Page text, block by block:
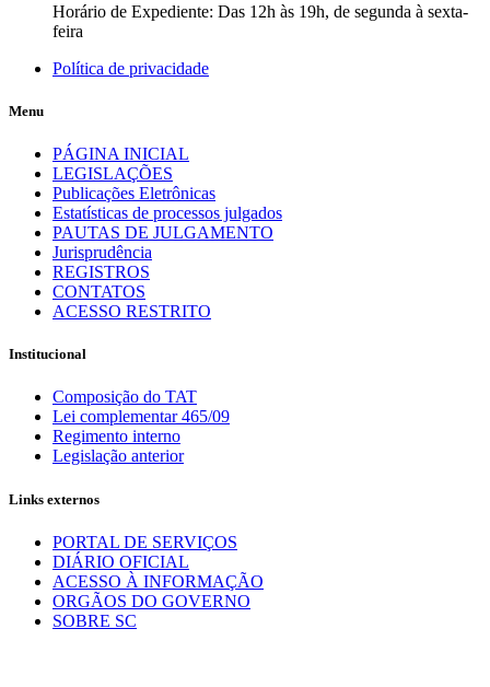
Horário de Expediente: Das 12h às 19h, de segunda à sexta-
feira
Política de privacidade
Menu
PÁGINA INICIAL
LEGISLAÇÕES
Publicações Eletrônicas
Estatísticas de processos julgados
PAUTAS DE JULGAMENTO
Jurisprudência
REGISTROS
CONTATOS
ACESSO RESTRITO
Institucional
Composição do TAT
Lei complementar 465/09
Regimento interno
Legislação anterior
Links externos
PORTAL DE SERVIÇOS
DIÁRIO OFICIAL
ACESSO À INFORMAÇÃO
ORGÃOS DO GOVERNO
SOBRE SC